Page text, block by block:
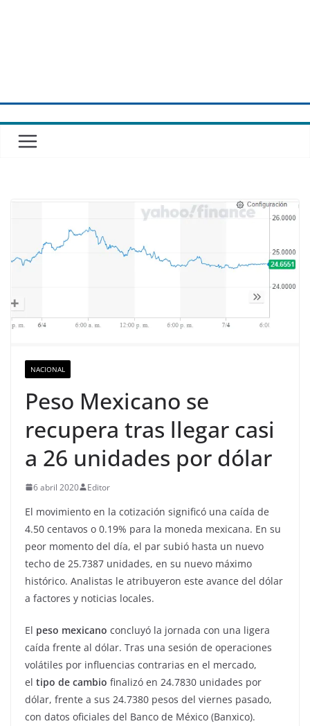
NACIONAL
Peso Mexicano se
recupera tras llegar casi
a 26 unidades por dólar
6 abril 2020 Editor
El movimiento en la cotización significó una caída de
4.50 centavos o 0.19% para la moneda mexicana. En su
peor momento del día, el par subió hasta un nuevo
techo de 25.7387 unidades, en su nuevo máximo
histórico. Analistas le atribuyeron este avance del dólar
a factores y noticias locales.
El peso mexicano concluyó la jornada con una ligera
caída frente al dólar. Tras una sesión de operaciones
volátiles por influencias contrarias en el mercado,
el tipo de cambio finalizó en 24.7830 unidades por
dólar, frente a sus 24.7380 pesos del viernes pasado,
con datos oficiales del Banco de México (Banxico).